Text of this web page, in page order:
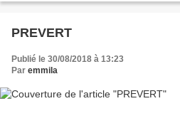
PREVERT
Publié le 30/08/2018 à 13:23
Par emmila